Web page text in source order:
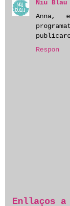
Niu Blau
Anna,
Respon
Enllaços a